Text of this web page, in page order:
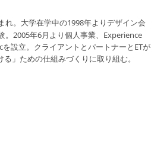
れ。大学在学中の1998年よりデザイン会
。2005年6月より個人事業、Experience
設立。クライアントとパートナーとETが
」ための仕組みづくりに取り組む。